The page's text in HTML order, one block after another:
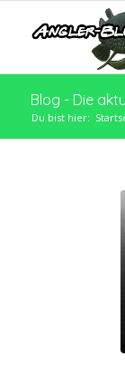
Blog - Die
Du bist hier: